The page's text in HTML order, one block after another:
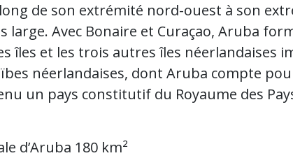
de son extrémité nord-ouest à son
large. Avec Bonaire et Curaçao, Aruba
îles et les trois autres îles néerlandaises
néerlandaises, dont Aruba compte
un pays constitutif du Royaume des
d’Aruba 180 km²